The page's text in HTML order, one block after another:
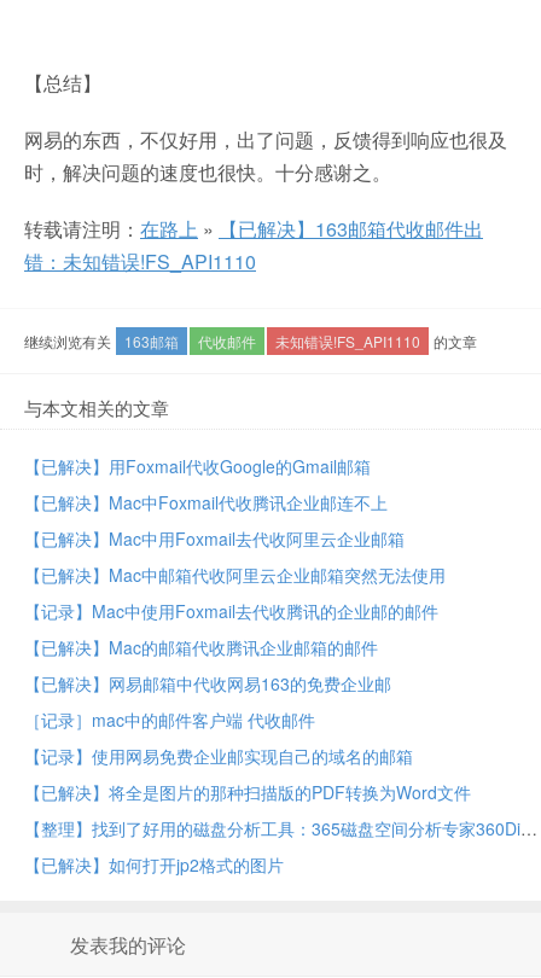
【总结】
网易的东西，不仅好用，出了问题，反馈得到响应也很及
时，解决问题的速度也很快。十分感谢之。
转载请注明： 在路上 »
【已解决】163邮箱代收邮件出
错：未知错误!FS_API1110
继续浏览有关 163邮箱 代收邮件 未知错误!FS_API1110 的文章
与本文相关的文章
【已解决】用Foxmail代收Google的Gmail邮箱
【已解决】Mac中Foxmail代收腾讯企业邮连不上
【已解决】Mac中用Foxmail去代收阿里云企业邮箱
【已解决】Mac中邮箱代收阿里云企业邮箱突然无法使用
【记录】Mac中使用Foxmail去代收腾讯的企业邮的邮件
【已解决】Mac的邮箱代收腾讯企业邮箱的邮件
【已解决】网易邮箱中代收网易163的免费企业邮
［记录］mac中的邮件客户端 代收邮件
【记录】使用网易免费企业邮实现自己的域名的邮箱
【已解决】将全是图片的那种扫描版的PDF转换为Word文件
【整理】找到了好用的磁盘分析工具：365磁盘空间分析专家360DiskData
【已解决】如何打开jp2格式的图片
发表我的评论